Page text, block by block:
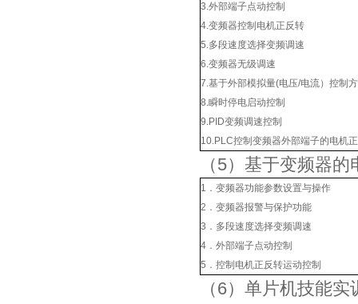
3.外部端子点动控制
4.变频器控制电机正反转
5.多段速度选择变频调速
6.变频器无级调速
7.基于外部模拟量(电压/电流）控制
8.瞬时停电启动控制
9.PID变频调速控制
10.PLC控制变频器外部端子的电机
（5）基于变频器
1．变频器功能参数设置与操作
2．变频器报警与保护功能
3．多段速度选择变频调速
4．外部端子点动控制
5．控制电机正反转运动控制
（6）单片机技能实